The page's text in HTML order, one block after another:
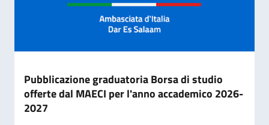
Pubblicazione graduatoria Borsa di studio
offerte dal MAECI per l'anno accademico 2026-
2027